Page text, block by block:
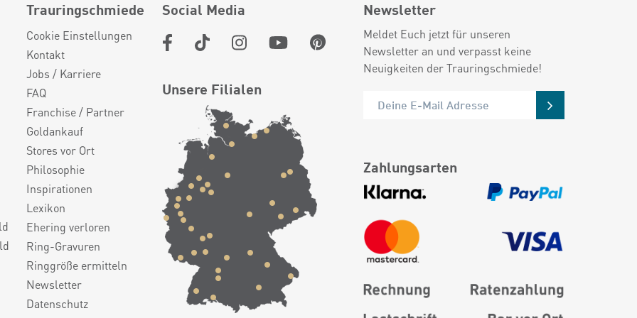
Trauringschmiede
Cookie Einstellungen
Kontakt
Jobs / Karriere
FAQ
Franchise / Partner
Goldankauf
Stores vor Ort
Philosophie
Inspirationen
Lexikon
Ehering verloren
Ring-Gravuren
Ringgröße ermitteln
Newsletter
Datenschutz
Social Media
Unsere Filialen
Newsletter
Meldet Euch jetzt für unseren
Newsletter an und verpasst keine
Neuigkeiten der Trauringschmiede!
Zahlungsarten